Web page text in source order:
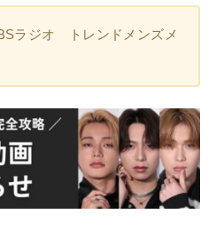
ラジオ トレンドメンズメ